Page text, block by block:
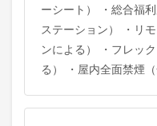
ーシート） ・総合福
ステーション） ・リ
ンによる） ・フレッ
る） ・屋内全面禁煙（